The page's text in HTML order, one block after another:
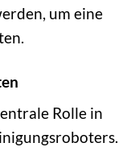
um eine
Rolle in